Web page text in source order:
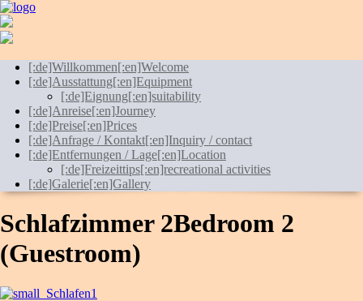
[:de]Willkommen[:en]Welcome
[:de]Ausstattung[:en]Equipment
[:de]Eignung[:en]suitability
[:de]Anreise[:en]Journey
[:de]Preise[:en]Prices
[:de]Anfrage / Kontakt[:en]Inquiry / contact
[:de]Entfernungen / Lage[:en]Location
[:de]Freizeittips[:en]recreational activities
[:de]Galerie[:en]Gallery
Schlafzimmer 2Bedroom 2
(Guestroom)